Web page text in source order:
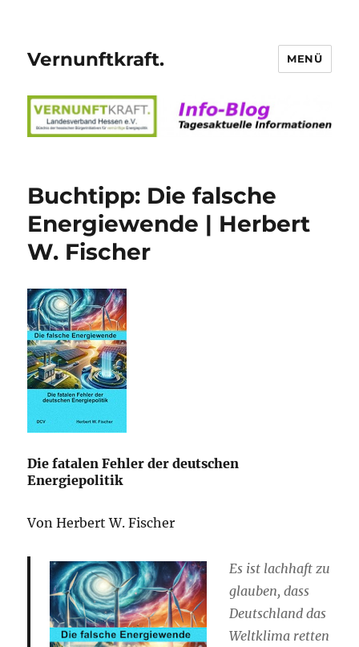
Vernunftkraft. MENÜ
Buchtipp: Die falsche
Energiewende | Herbert
W. Fischer
Die fatalen Fehler der deutschen
Energiepolitik
Von Herbert W. Fischer
Es ist lachhaft zu
glauben, dass
Deutschland das
Weltklima retten